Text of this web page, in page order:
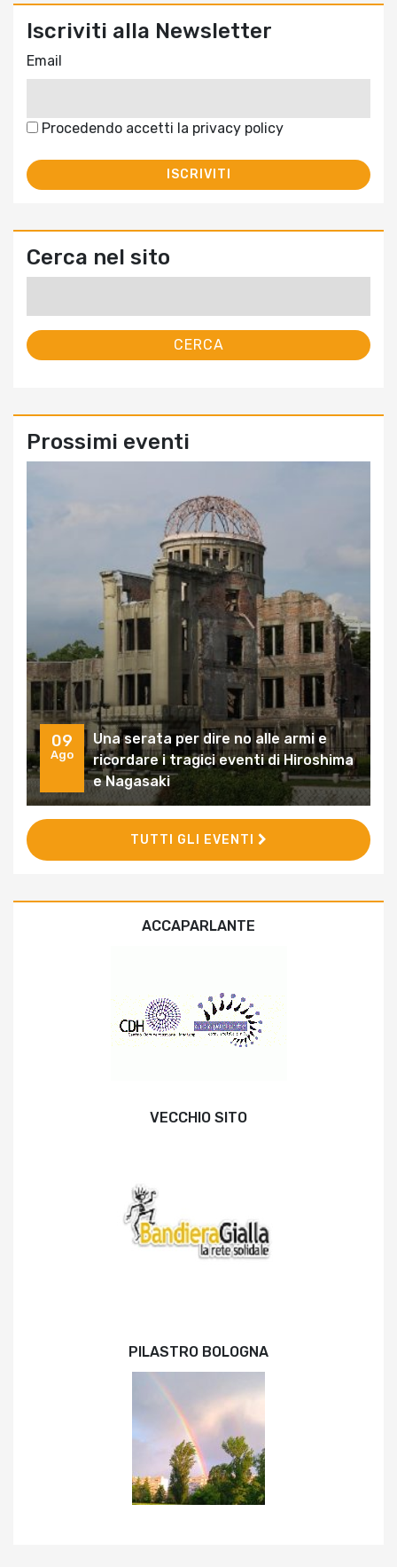
Iscriviti alla Newsletter
Email
Procedendo accetti la privacy policy
Cerca nel sito
Prossimi eventi
09
Ago
Una serata per dire no alle armi e
ricordare i tragici eventi di Hiroshima
e Nagasaki
TUTTI GLI EVENTI
ACCAPARLANTE
VECCHIO SITO
PILASTRO BOLOGNA